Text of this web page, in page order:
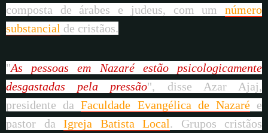
composta de árabes e judeus, com um número
substancial de cristãos.
"As pessoas em Nazaré estão psicologicamente
desgastadas pela pressão", disse Azar Ajaj,
presidente daFaculdade Evangélica de Nazarée
pastor da Igreja Batista Local. Grupos cristãos